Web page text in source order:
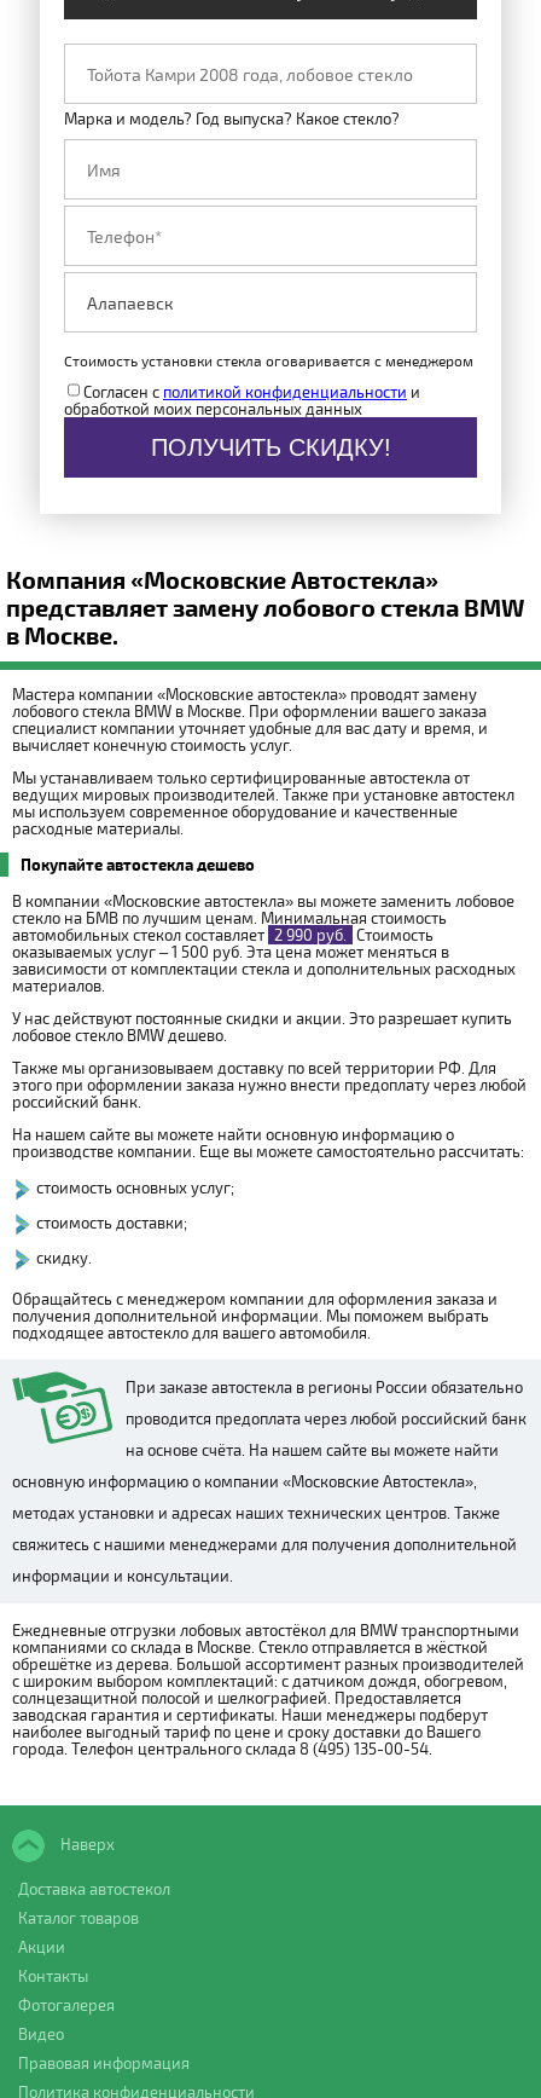
8
Марка и модель? Год выпуска? Какое стекло?
Стоимость установки стекла оговаривается с менеджером
Согласен с политикой конфиденциальности и
обработкой моих персональных данных
ПОЛУЧИТЬ СКИДКУ!
Компания «Московские Автостекла»
представляет замену лобового стекла BMW
в Москве.
Мастера компании «Московские автостекла» проводят замену
лобового стекла BMW в Москве. При оформлении вашего заказа
специалист компании уточняет удобные для вас дату и время, и
вычисляет конечную стоимость услуг.
Мы устанавливаем только сертифицированные автостекла от
ведущих мировых производителей. Также при установке автостекл
мы используем современное оборудование и качественные
расходные материалы.
Покупайте автостекла дешево
В компании «Московские автостекла» вы можете заменить лобовое
стекло на БМВ по лучшим ценам. Минимальная стоимость
автомобильных стекол составляет 2 990 руб. Стоимость
оказываемых услуг – 1 500 руб. Эта цена может меняться в
зависимости от комплектации стекла и дополнительных расходных
материалов.
У нас действуют постоянные скидки и акции. Это разрешает купить
лобовое стекло BMW дешево.
Также мы организовываем доставку по всей территории РФ. Для
этого при оформлении заказа нужно внести предоплату через любой
российский банк.
На нашем сайте вы можете найти основную информацию о
производстве компании. Еще вы можете самостоятельно рассчитать:
стоимость основных услуг;
стоимость доставки;
скидку.
Обращайтесь с менеджером компании для оформления заказа и
получения дополнительной информации. Мы поможем выбрать
подходящее автостекло для вашего автомобиля.
При заказе автостекла в регионы России обязательно
проводится предоплата через любой российский банк
на основе счёта. На нашем сайте вы можете найти
основную информацию о компании «Московские Автостекла»,
методах установки и адресах наших технических центров. Также
свяжитесь с нашими менеджерами для получения дополнительной
информации и консультации.
Ежедневные отгрузки лобовых автостёкол для BMW транспортными
компаниями со склада в Москве. Стекло отправляется в жёсткой
обрешётке из дерева. Большой ассортимент разных производителей
с широким выбором комплектаций: с датчиком дождя, обогревом,
солнцезащитной полосой и шелкографией. Предоставляется
заводская гарантия и сертификаты. Наши менеджеры подберут
наиболее выгодный тариф по цене и сроку доставки до Вашего
города. Телефон центрального склада 8 (495) 135-00-54.
Наверх
Доставка автостекол
Каталог товаров
Акции
Контакты
Фотогалерея
Видео
Правовая информация
Политика конфиденциальности